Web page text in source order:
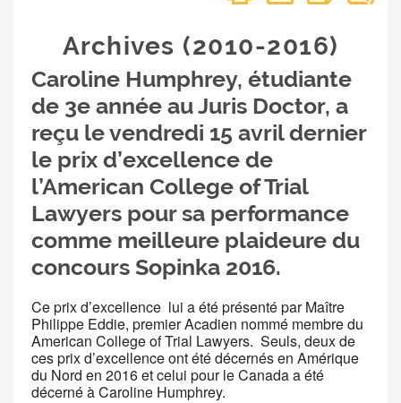
Archives (2010-2016)
Caroline Humphrey, étudiante
de 3e année au Juris Doctor, a
reçu le vendredi 15 avril dernier
le prix d’excellence de
l’American College of Trial
Lawyers pour sa performance
comme meilleure plaideure du
concours Sopinka 2016.
Ce prix d’excellence lui a été présenté par Maître
Philippe Eddie, premier Acadien nommé membre du
American College of Trial Lawyers. Seuls, deux de
ces prix d’excellence ont été décernés en Amérique
du Nord en 2016 et celui pour le Canada a été
décerné à Caroline Humphrey.